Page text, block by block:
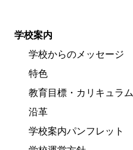
学校案内
学校からのメッセージ
特色
教育目標・カリキュラム
沿革
学校案内パンフレット